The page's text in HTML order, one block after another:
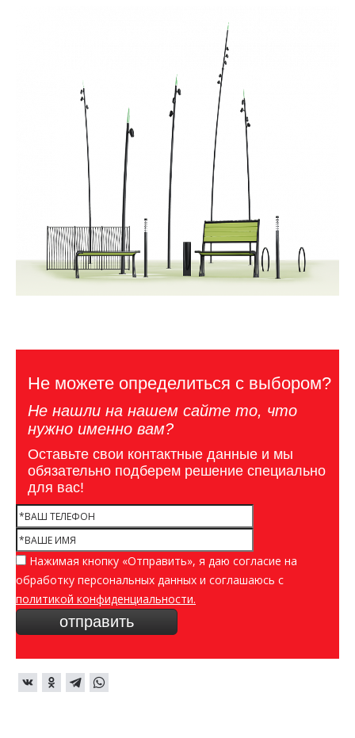
Не можете определиться с выбором?
Не нашли на нашем сайте то, что
нужно именно вам?
Оставьте свои контактные данные и мы
обязательно подберем решение специально
для вас!
Нажимая кнопку «Отправить», я даю согласие на
обработку персональных данных и соглашаюсь c
политикой конфиденциальности.